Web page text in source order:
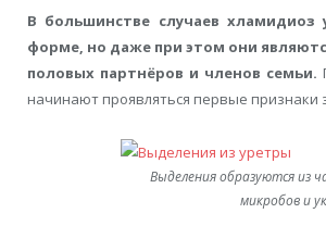
В большинстве случаев
форме, но даже при этом они
половых партнёров и членов семьи.
начинают проявляться первые признаки
Выделения образуются из
микробов и